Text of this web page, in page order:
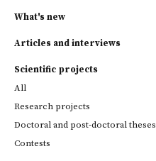
What's new
Articles and interviews
Scientific projects
All
Research projects
Doctoral and post-doctoral theses
Contests